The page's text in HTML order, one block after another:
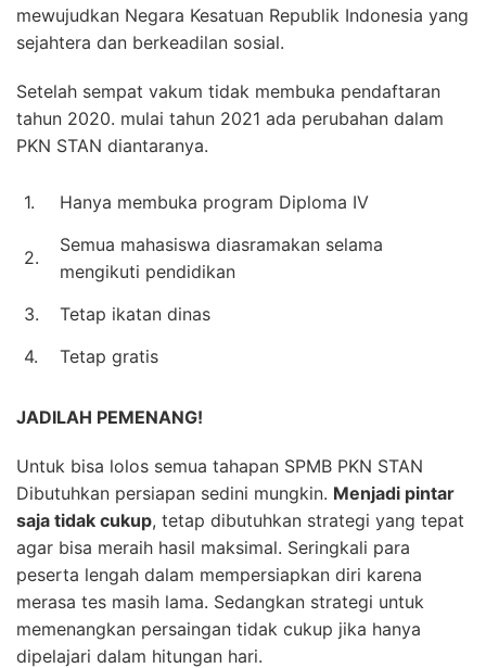
mewujudkan Negara Kesatuan Republik Indonesia yang
sejahtera dan berkeadilan sosial.
Setelah sempat vakum tidak membuka pendaftaran
tahun 2020. mulai tahun 2021 ada perubahan dalam
PKN STAN diantaranya.
1. Hanya membuka program Diploma IV
2.
Semua mahasiswa diasramakan selama
mengikuti pendidikan
3.
Tetap ikatan dinas
4.
Tetap gratis
JADILAH PEMENANG!
Untuk bisa lolos semua tahapan SPMB PKN STAN
Dibutuhkan persiapan sedini mungkin. Menjadi pintar
saja tidak cukup, tetap dibutuhkan strategi yang tepat
agar bisa meraih hasil maksimal. Seringkali para
peserta lengah dalam mempersiapkan diri karena
merasa tes masih lama. Sedangkan strategi untuk
memenangkan persaingan tidak cukup jika hanya
dipelajari dalam hitungan hari.